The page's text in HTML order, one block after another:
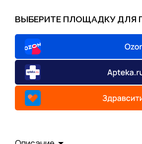
ВЫБЕРИТЕ ПЛОЩАДКУ ДЛЯ